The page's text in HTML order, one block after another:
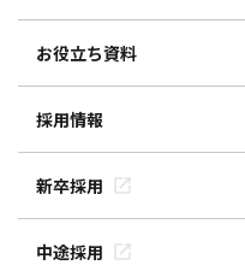
お役立ち資料
採用情報
新卒採用
中途採用